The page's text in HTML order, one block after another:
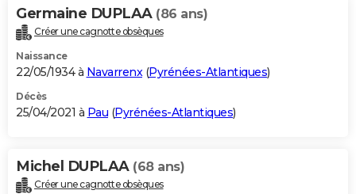
Germaine DUPLAA (86 ans)
Créer une cagnotte obsèques
Naissance
22/05/1934 à Navarrenx(Pyrénées-Atlantiques)
Décès
25/04/2021 à Pau (Pyrénées-Atlantiques)
Michel DUPLAA (68 ans)
Créer une cagnotte obsèques